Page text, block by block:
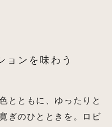
ョンを味わう
とともに、ゆったりと
ぎのひとときを。ロビ